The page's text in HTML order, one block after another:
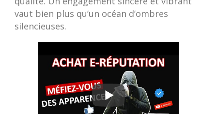
vaut bien plus qu’un océan d’ombres
silencieuses.